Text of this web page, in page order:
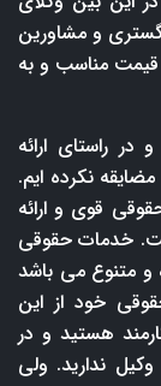
و مشاورین
قیمت مناسب و به
راستای ارائه
نکرده ایم.
قوی و ارائه
خدمات حقوقی
و متنوع می باشد
خود از این
هستید و در
ندارید. ولی